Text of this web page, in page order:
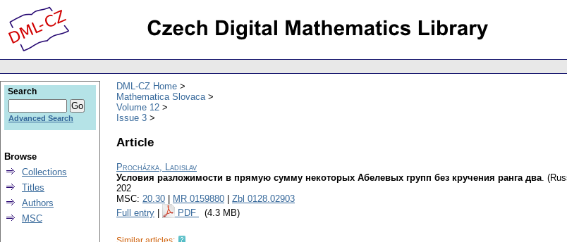
DML-CZ Home
Mathematica Slovaca
Volume 12
Issue 3
Article
Procházka, Ladislav
Условия разложимости в прямую сумму некоторых Абелевых групп без кручения ранга два.
202
MSC: 20.30 MR 0159880
Zbl 0128.02903
Full entry
PDF (4.3 MB)
Search
Advanced Search
Browse
Collections
Titles
Authors
MSC